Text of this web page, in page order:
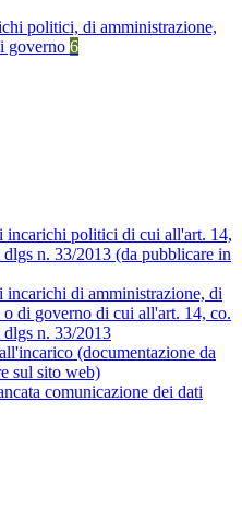
politici, di amministrazione,
governo 6
incarichi politici di cui all'art. 14,
n. 33/2013 (da pubblicare in
incarichi di amministrazione, di
o di governo di cui all'art. 14, co.
dlgs n. 33/2013
(documentazione da
sul sito web)
comunicazione dei dati